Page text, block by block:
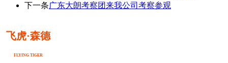
下一条广东大朗考察团来我公司考察参观
飞虎·森德
FLYING TIGER